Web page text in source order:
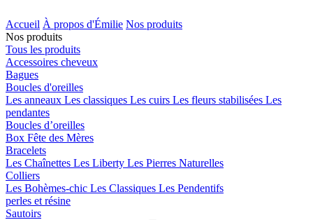
Accueil À propos d'Émilie Nos produits
Nos produits
Tous les produits
Accessoires cheveux
Bagues
Boucles d'oreilles
Les anneaux Les classiques Les cuirs Les fleurs stabilisées Les
pendantes
Boucles d’oreilles
Box Fête des Mères
Bracelets
Les Chaînettes Les Liberty Les Pierres Naturelles
Colliers
Les Bohèmes-chic Les Classiques Les Pendentifs
perles et résine
Sautoirs